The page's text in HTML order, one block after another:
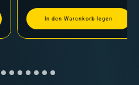
In den Warenkorb legen